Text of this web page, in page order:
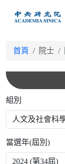
首頁 院士
組別
當選年(屆別)